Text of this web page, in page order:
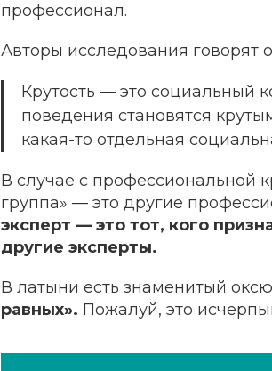
профессионал.
Авторы исследования говорят
Крутость — это социальный
поведения становятся
какая-то отдельная
В случае с профессиональной
группа» — это другие
эксперт — это тот, кого
другие эксперты.
В латыни есть знаменитый
равных». Пожалуй, это